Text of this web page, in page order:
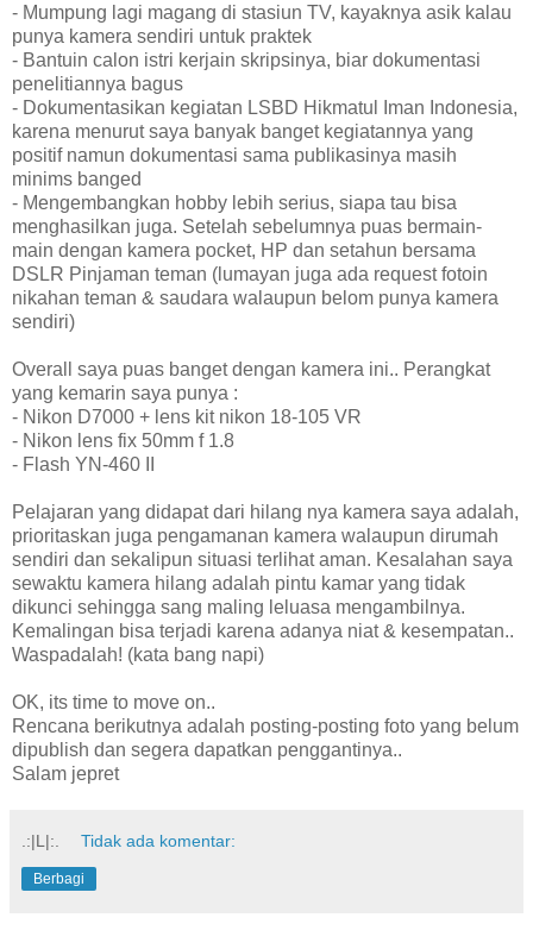
- Mumpung lagi magang di stasiun TV, kayaknya asik kalau
punya kamera sendiri untuk praktek
- Bantuin calon istri kerjain skripsinya, biar dokumentasi
penelitiannya bagus
- Dokumentasikan kegiatan LSBD Hikmatul Iman Indonesia,
karena menurut saya banyak banget kegiatannya yang
positif namun dokumentasi sama publikasinya masih
minims banged
- Mengembangkan hobby lebih serius, siapa tau bisa
menghasilkan juga. Setelah sebelumnya puas bermain-
main dengan kamera pocket, HP dan setahun bersama
DSLR Pinjaman teman (lumayan juga ada request fotoin
nikahan teman & saudara walaupun belom punya kamera
sendiri)
Overall saya puas banget dengan kamera ini.. Perangkat
yang kemarin saya punya :
- Nikon D7000 + lens kit nikon 18-105 VR
- Nikon lens fix 50mm f 1.8
- Flash YN-460 II
Pelajaran yang didapat dari hilang nya kamera saya adalah,
prioritaskan juga pengamanan kamera walaupun dirumah
sendiri dan sekalipun situasi terlihat aman. Kesalahan saya
sewaktu kamera hilang adalah pintu kamar yang tidak
dikunci sehingga sang maling leluasa mengambilnya.
Kemalingan bisa terjadi karena adanya niat & kesempatan..
Waspadalah! (kata bang napi)
OK, its time to move on..
Rencana berikutnya adalah posting-posting foto yang belum
dipublish dan segera dapatkan penggantinya..
Salam jepret
.:|L|:. Tidak ada komentar:
Berbagi